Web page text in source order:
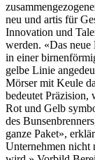
neu und artis für
Innovation und
werden. «Das
in einer
gelbe Linie
Mörser mit Keule
bedeutet Präzision,
Rot und Gelb
des
ganze Paket»,
Unternehmen nicht